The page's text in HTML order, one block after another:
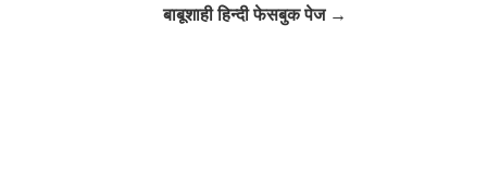
बाबूशाही हिन्दी फेसबुक पेज →